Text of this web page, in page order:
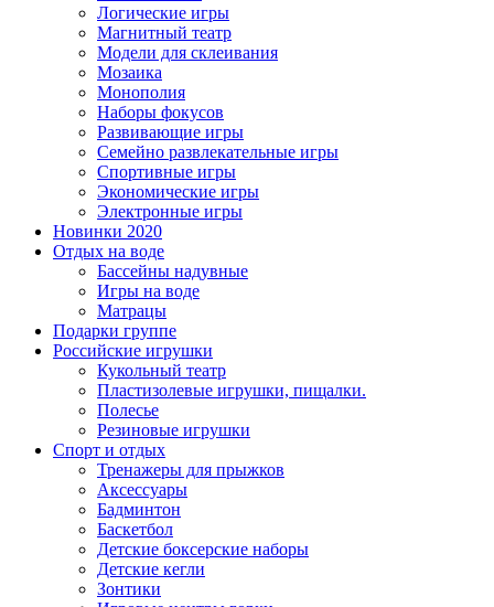
Логические игры
Магнитный театр
Модели для склеивания
Мозаика
Монополия
Наборы фокусов
Развивающие игры
Семейно развлекательные игры
Спортивные игры
Экономические игры
Электронные игры
Новинки 2020
Отдых на воде
Бассейны надувные
Игры на воде
Матрацы
Подарки группе
Российские игрушки
Кукольный театр
Пластизолевые игрушки, пищалки.
Полесье
Резиновые игрушки
Спорт и отдых
Тренажеры для прыжков
Аксессуары
Бадминтон
Баскетбол
Детские боксерские наборы
Детские кегли
Зонтики